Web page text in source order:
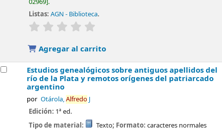
Listas: AGN - Biblioteca.
valoración
Agregar al carrito
Estudios genealógicos sobre antiguos apellidos del
río de la Plata y remotos orígenes del patriarcado
argentino
por Otárola,AlfredoJ
Edición: 1ª ed.
Tipo de material:
Texto; Formato: caracteres normales